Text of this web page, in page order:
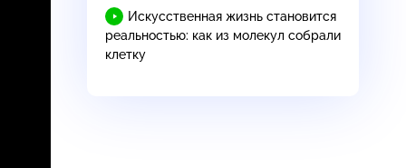
Искусственная жизнь становится
реальностью: как из молекул собрали
клетку